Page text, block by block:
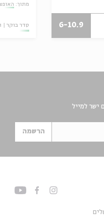
6-10.9
מתוך:
סדר בוקר
ישר למייל
הרשמה